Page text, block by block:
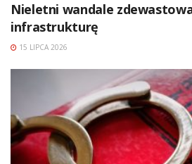
Nieletni wandale
infrastrukturę
15 LIPCA 2026